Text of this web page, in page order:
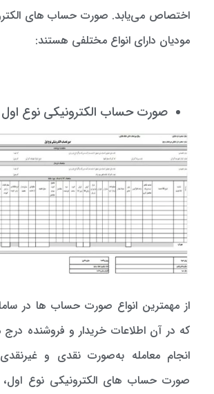
اختصاص می‌یابد. صورت حساب های
مودیان دارای انواع مختلفی هستند:
صورت حساب الکترونیکی نوع اول
از مهمترین انواع صورت حساب ها در
که در آن اطلاعات خریدار و فروشنده
انجام معامله به‌صورت نقدی و
صورت حساب های الکترونیکی نوع اول،